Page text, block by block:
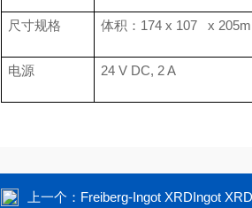
尺寸规格 体积：174 x 107 x
电源 24 V DC, 2 A
上一个： Freiberg-Ingot XRDIngot XRD - 晶锭泡芙短视频色